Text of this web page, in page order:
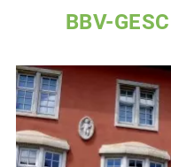
BBV-